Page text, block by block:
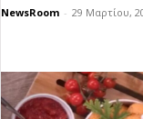
NewsRoom - 29 Μαρτίου,